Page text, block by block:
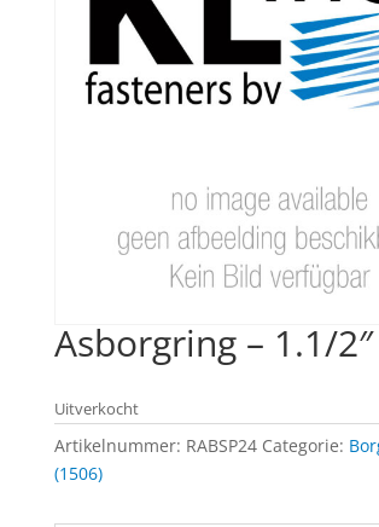
Asborgring – 1.1/2″
Uitverkocht
Artikelnummer: RABSP24 Categorie:
(1506)